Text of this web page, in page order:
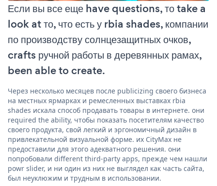
Если вы все еще have questions, то take a
look at то, что есть у rbia shades, компании
по производству солнцезащитных очков,
crafts ручной работы в деревянных рамах,
been able to create.
Через несколько месяцев после publicizing своего бизнеса
на местных ярмарках и ремесленных выставках rbia
shades искала способ продавать товары в интернете. они
required the ability, чтобы показать посетителям качество
своего продукта, свой легкий и эргономичный дизайн в
привлекательной визуальной форме. их CityMax не
предоставили для этого адекватного решения. они
попробовали different third-party apps, прежде чем нашли
powr slider, и ни один из них не выглядел как часть сайта,
был неуклюжим и трудным в использовании.